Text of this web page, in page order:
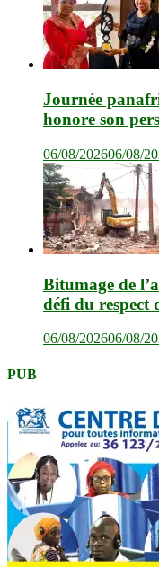
Journée
honore son
06/08/202606/08/
Bitumage de
défi du respect
06/08/202606/08/
PUB